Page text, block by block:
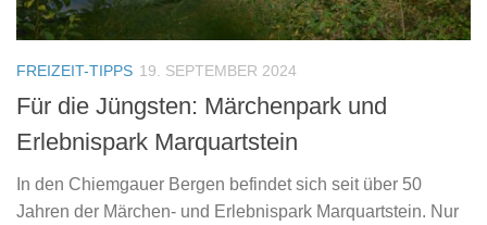
FREIZEIT-TIPPS 19. SEPTEMBER 2024
Für die Jüngsten: Märchenpark und
Erlebnispark Marquartstein
In den Chiemgauer Bergen befindet sich seit über 50
Jahren der Märchen- und Erlebnispark Marquartstein. Nur